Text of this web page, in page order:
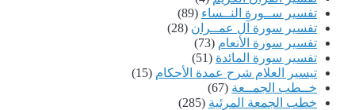
تفسير ســورة النــساء (89)
تفسير سورة آل عمــران (28)
تفسير سورة الأنعام (73)
تفسير سورة المائدة (51)
تيسير العلام شرح عمدة الأحكام (15)
خــطب الجمــعة (67)
خطب الجمعة المرئية (285)